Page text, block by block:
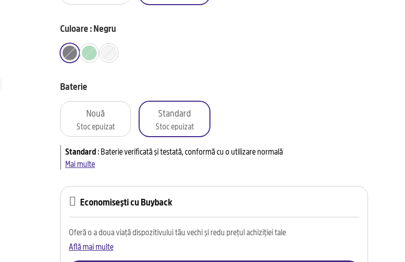
Culoare : Negru
Baterie
Nouă
Stoc epuizat
Standard
Stoc epuizat
Standard:Baterie verificată și testată, conformă cu o utilizare normală
Mai multe
Economisești cu Buyback
Oferă o a doua viață dispozitivului tău vechi și redu prețul achiziției tale
Află mai multe